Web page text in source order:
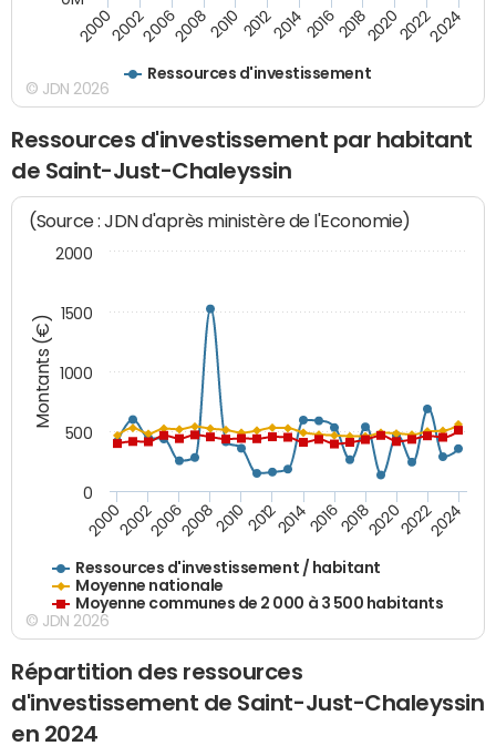
Ressources d'investissement
20002002200620082010 2012201420162018202020222024
© JDN 2026
Ressources d'investissement par habitant
de Saint-Just-Chaleyssin
Montants (€)
(Source : JDN d'après ministère de l'Economie)
Ressources d'investissement / habitant
Moyenne nationale
Moyenne communes de 2 000 à 3 500 habitants
200020022006200820102012201420162018202020222024
0
500
1000
1500
2000
© JDN 2026
Répartition des ressources
d'investissement de Saint-Just-Chaleyssin
en 2024